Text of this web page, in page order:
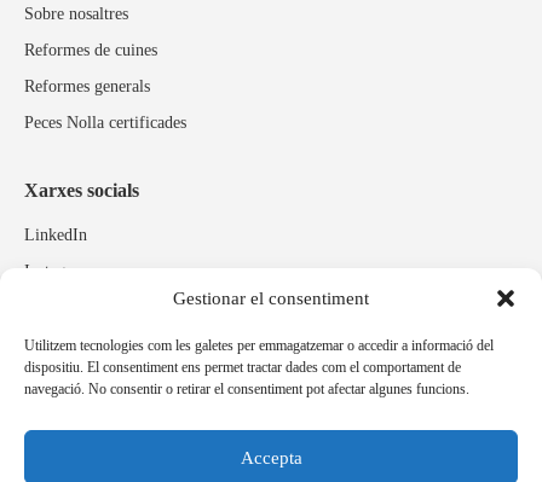
Gestionar el consentiment
Utilitzem tecnologies com les galetes per emmagatzemar o accedir a informació del
dispositiu. El consentiment ens permet tractar dades com el comportament de
navegació. No consentir o retirar el consentiment pot afectar algunes funcions.
Accepta
Sobre nosaltres
Reformes de cuines
Reformes generals
Peces Nolla certificades
Xarxes socials
LinkedIn
Instagram
Marques relacionades